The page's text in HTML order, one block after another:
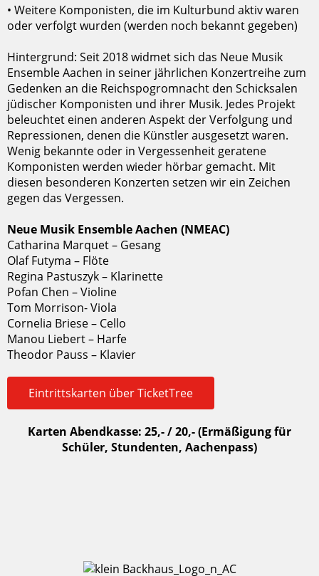
• Weitere Komponisten, die im Kulturbund aktiv waren
oder verfolgt wurden (werden noch bekannt gegeben)
Hintergrund: Seit 2018 widmet sich das Neue Musik
Ensemble Aachen in seiner jährlichen Konzertreihe zum
Gedenken an die Reichspogromnacht den Schicksalen
jüdischer Komponisten und ihrer Musik. Jedes Projekt
beleuchtet einen anderen Aspekt der Verfolgung und
Repressionen, denen die Künstler ausgesetzt waren.
Wenig bekannte oder in Vergessenheit geratene
Komponisten werden wieder hörbar gemacht. Mit
diesen besonderen Konzerten setzen wir ein Zeichen
gegen das Vergessen.
Neue Musik Ensemble Aachen (NMEAC)
Catharina Marquet – Gesang
Olaf Futyma – Flöte
Regina Pastuszyk – Klarinette
Pofan Chen – Violine
Tom Morrison- Viola
Cornelia Briese – Cello
Manou Liebert – Harfe
Theodor Pauss – Klavier
Eintrittskarten über TicketTree
Karten Abendkasse: 25,- / 20,- (Ermäßigung für
Schüler, Stundenten, Aachenpass)